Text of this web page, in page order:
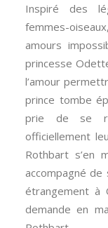
Inspiré des
femmes-
amours
princesse
l’amour
prince tombe
prie de se
officiellement
Rothbart s’en
accompagné
étrangement à
demande en